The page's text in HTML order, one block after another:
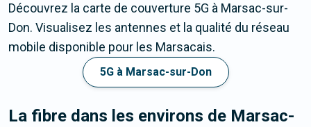
Découvrez la carte de couverture 5G à Marsac-sur-
Don. Visualisez les antennes et la qualité du réseau
mobile disponible pour les Marsacais.
5G à Marsac-sur-Don
La fibre dans les environs de Marsac-